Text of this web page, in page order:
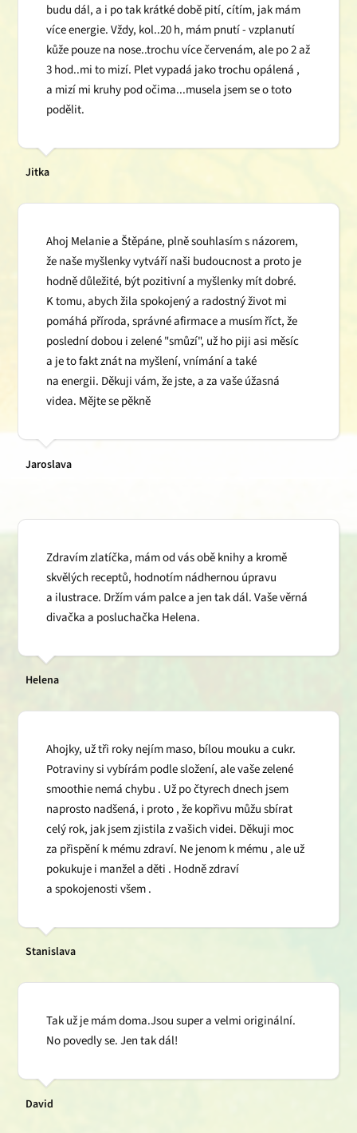
budu dál, a i po tak krátké době pití, cítím, jak mám
více energie. Vždy, kol..20 h, mám pnutí - vzplanutí
kůže pouze na nose..trochu více červenám, ale po 2 až
3 hod..mi to mizí. Plet vypadá jako trochu opálená ,
a mizí mi kruhy pod očima...musela jsem se o toto
podělit.
Jitka
Ahoj Melanie a Štěpáne, plně souhlasím s názorem,
že naše myšlenky vytváří naši budoucnost a proto je
hodně důležité, být pozitivní a myšlenky mít dobré.
K tomu, abych žila spokojený a radostný život mi
pomáhá příroda, správné afirmace a musím říct, že
poslední dobou i zelené "smůzí", už ho piji asi měsíc
a je to fakt znát na myšlení, vnímání a také
na energii. Děkuji vám, že jste, a za vaše úžasná
videa. Mějte se pěkně
Jaroslava
Zdravím zlatíčka, mám od vás obě knihy a kromě
skvělých receptů, hodnotím nádhernou úpravu
a ilustrace. Držím vám palce a jen tak dál. Vaše věrná
divačka a posluchačka Helena.
Helena
Ahojky, už tři roky nejím maso, bílou mouku a cukr.
Potraviny si vybírám podle složení, ale vaše zelené
smoothie nemá chybu . Už po čtyrech dnech jsem
naprosto nadšená, i proto , že kopřivu můžu sbírat
celý rok, jak jsem zjistila z vašich videi. Děkuji moc
za přispění k mému zdraví. Ne jenom k mému , ale už
pokukuje i manžel a děti . Hodně zdraví
a spokojenosti všem .
Stanislava
Tak už je mám doma.Jsou super a velmi originální.
No povedly se. Jen tak dál!
David